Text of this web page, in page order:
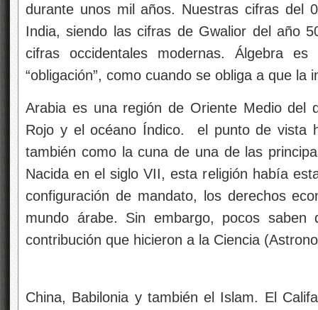
durante unos mil años. Nuestras cifras del
India, siendo las cifras de Gwalior del año
cifras occidentales modernas. Álgebra
“obligación”, como cuando se obliga a que
Arabia es una región de Oriente Medio del
Rojo y el océano Índico.
el punto de vista
también como la cuna de una de las
Nacida en el siglo VII, esta religión había
configuración de mandato, los derechos
mundo árabe. Sin embargo, pocos
contribución que hicieron a la Ciencia
China, Babilonia y también el Islam. El